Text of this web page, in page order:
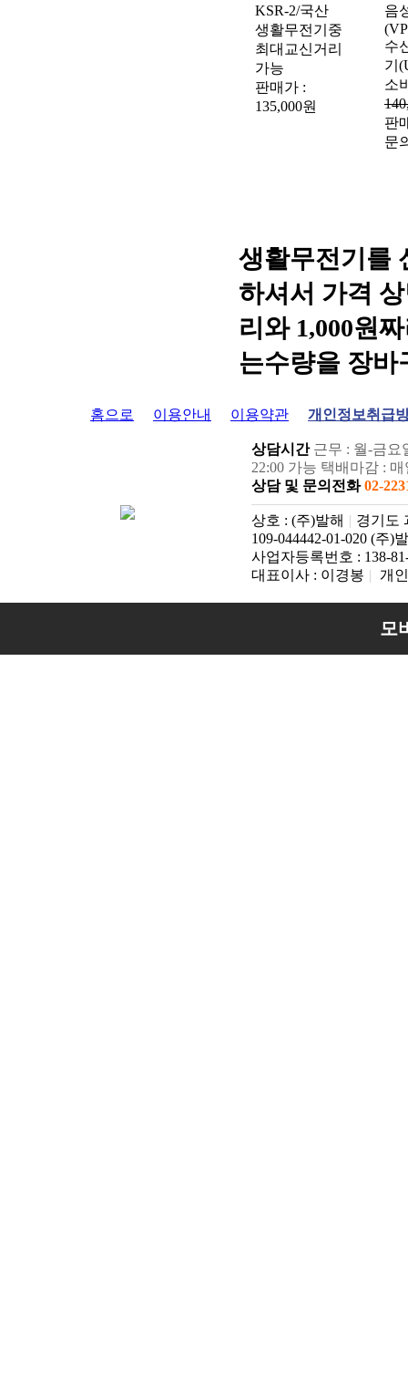
KSR-2/국산
생활무전기중
최대교신거리
가능
판매가 :
135,000원
음
수
기
소
판
문
생활무전기를
하셔서 가격
리와 1,000원
는수량을 장바
홈으로 이용안내 이용약관 개인정보취급
상담시간 근무 : 월-금요
22:00 가능 택배마감 :
상담 및 문의전화02-
상호 : (주)발해 | 경기도
109-044442-01-020 (주)
사업자등록번호 : 138-
대표이사 : 이경봉 | 개
모